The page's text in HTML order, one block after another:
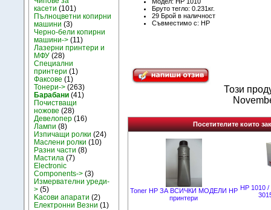
касети (101)
Пълноцветни копирни
машини (3)
Черно-бели копирни
машини-> (11)
Лазерни принтери и
МФУ (28)
Специални
принтери (1)
Факсове (1)
Тонери-> (263)
Барабани (41)
Почистващи
ножове (28)
Девелопер (16)
Лампи (8)
Изпичащи ролки (24)
Маслени ролки (10)
Разни части (8)
Мастила (7)
Electronic
Components-> (3)
Измервателни уреди-
> (5)
Kасови апарати (2)
Електронни Везни (1)
Бруто тегло: 0.231кг.
29 Брой в наличност
Съвместимо с: HP
Този
Посетителите които
Toner HP ЗА ВСИЧКИ МОДЕЛИ HP
принтери
НР 1010 /